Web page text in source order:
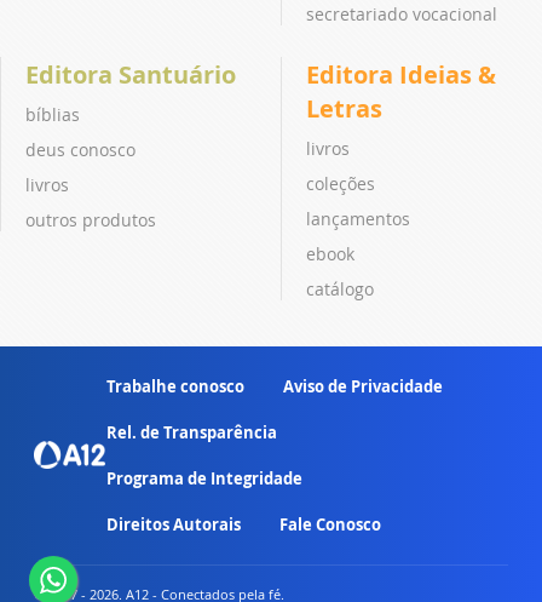
secretariado vocacional
Editora Santuário
bíblias
deus conosco
livros
outros produtos
Editora Ideias &
Letras
livros
coleções
lançamentos
ebook
catálogo
Trabalhe conosco Aviso de Privacidade
Rel. de Transparência
Programa de Integridade
Direitos Autorais Fale Conosco
© 2007 - 2026. A12 - Conectados pela fé.